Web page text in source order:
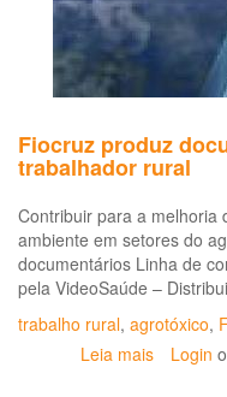
Fiocruz produz
trabalhador rural
Contribuir para a melhoria
ambiente em setores do
documentários Linha de
pela VideoSaúde –
trabalho rural, agrotóxico,
Leia mais sobre
Login